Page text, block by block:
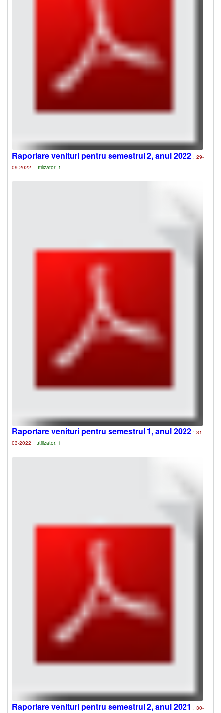
Raportare venituri pentru semestrul 2, anul 2022 : 29-
09-2022
utilizator: 1
Raportare venituri pentru semestrul 1, anul 2022 : 31-
03-2022
utilizator: 1
Raportare venituri pentru semestrul 2, anul 2021 : 30-